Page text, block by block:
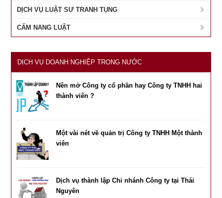
DỊCH VỤ LUẬT SƯ TRANH TỤNG
CẨM NANG LUẬT
DỊCH VỤ DOANH NGHIỆP TRONG NƯỚC
Nên mở Công ty cổ phần hay Công ty TNHH hai
thành viên ?
Một vài nét về quản trị Công ty TNHH Một thành
viên
Dịch vụ thành lập Chi nhánh Công ty tại Thái
Nguyên